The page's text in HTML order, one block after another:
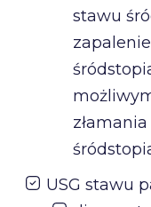
stawu
USG stawu